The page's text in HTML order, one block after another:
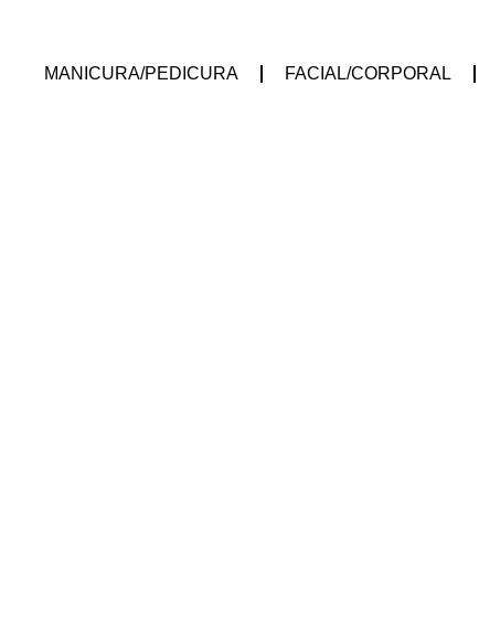
MANICURA/PEDICURA FACIAL/CORPORAL